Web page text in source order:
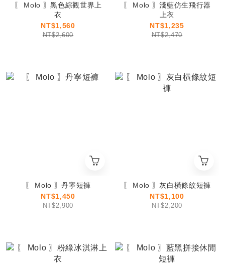
〖 Molo 〗黑色綜觀世界上
衣
NT$1,560
NT$2,600
〖 Molo 〗淺藍仿生飛行器
上衣
NT$1,235
NT$2,470
〖 Molo 〗丹寧短褲
NT$1,450
NT$2,900
〖 Molo 〗灰白橫條紋短褲
NT$1,100
NT$2,200